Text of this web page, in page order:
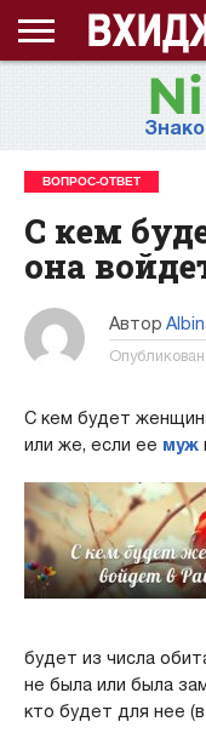
МНОГОЖЕНСТВО
МУСУЛЬМАНКА
НАПОМИНАНИЕ
ВОПРОС-ОТВЕТ
С кем
она
Автор
С кем будет
или же, если ее муж
будет из числа
не была или была
кто будет для нее